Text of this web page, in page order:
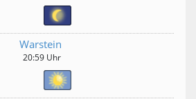
Warstein
20:59 Uhr